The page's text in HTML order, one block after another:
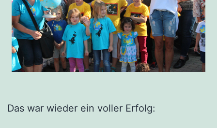
Das war wieder ein voller Erfolg: